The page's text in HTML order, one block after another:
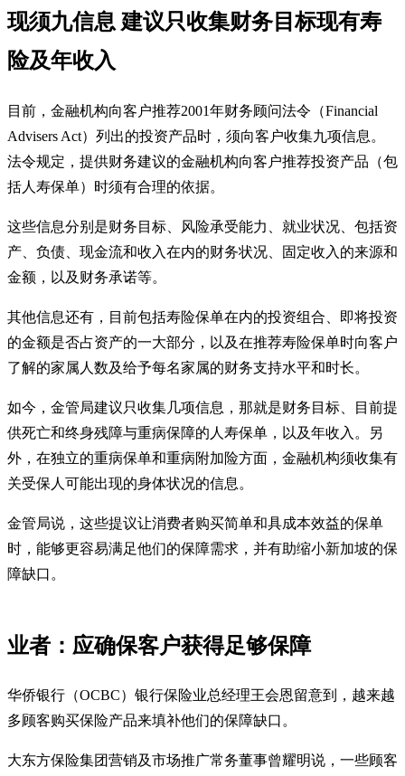
现须九信息 建议只收集财务目标现有寿
险及年收入
目前，金融机构向客户推荐2001年财务顾问法令（Financial
Advisers Act）列出的投资产品时，须向客户收集九项信息。
法令规定，提供财务建议的金融机构向客户推荐投资产品（包
括人寿保单）时须有合理的依据。
这些信息分别是财务目标、风险承受能力、就业状况、包括资
产、负债、现金流和收入在内的财务状况、固定收入的来源和
金额，以及财务承诺等。
其他信息还有，目前包括寿险保单在内的投资组合、即将投资
的金额是否占资产的一大部分，以及在推荐寿险保单时向客户
了解的家属人数及给予每名家属的财务支持水平和时长。
如今，金管局建议只收集几项信息，那就是财务目标、目前提
供死亡和终身残障与重病保障的人寿保单，以及年收入。另
外，在独立的重病保单和重病附加险方面，金融机构须收集有
关受保人可能出现的身体状况的信息。
金管局说，这些提议让消费者购买简单和具成本效益的保单
时，能够更容易满足他们的保障需求，并有助缩小新加坡的保
障缺口。
业者：应确保客户获得足够保障
华侨银行（OCBC）银行保险业总经理王会恩留意到，越来越
多顾客购买保险产品来填补他们的保障缺口。
大东方保险集团营销及市场推广常务董事曾耀明说，一些顾客